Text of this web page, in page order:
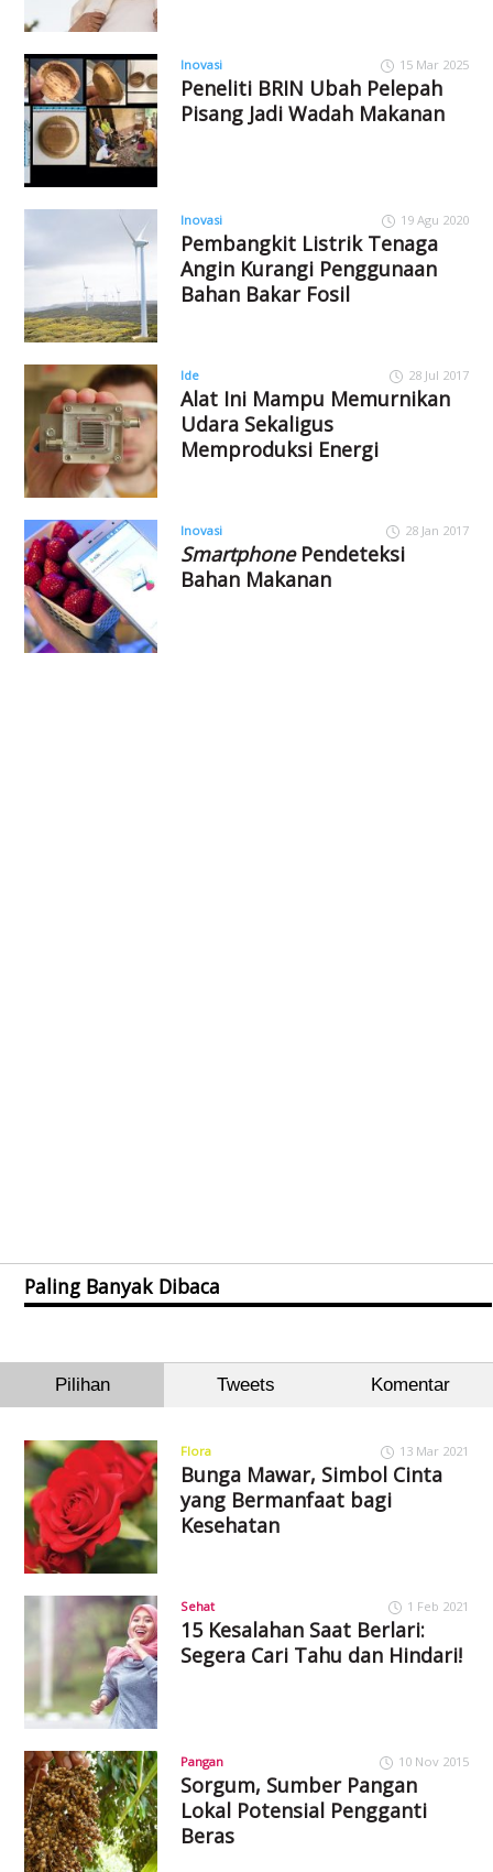
Inovasi 15 Mar 2025
Peneliti BRIN Ubah Pelepah
Pisang Jadi Wadah Makanan
Inovasi 19 Agu 2020
Pembangkit Listrik Tenaga
Angin Kurangi Penggunaan
Bahan Bakar Fosil
Ide 28 Jul 2017
Alat Ini Mampu Memurnikan
Udara Sekaligus
Memproduksi Energi
Inovasi 28 Jan 2017
SmartphonePendeteksi
Bahan Makanan
Paling Banyak Dibaca
Pilihan Tweets Komentar
Flora 13 Mar 2021
Bunga Mawar, Simbol Cinta
yang Bermanfaat bagi
Kesehatan
Sehat 1 Feb 2021
15 Kesalahan Saat Berlari:
Segera Cari Tahu dan Hindari!
Pangan 10 Nov 2015
Sorgum, Sumber Pangan
Lokal Potensial Pengganti
Beras